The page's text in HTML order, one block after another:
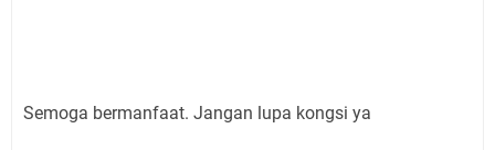
Semoga bermanfaat. Jangan lupa kongsi ya